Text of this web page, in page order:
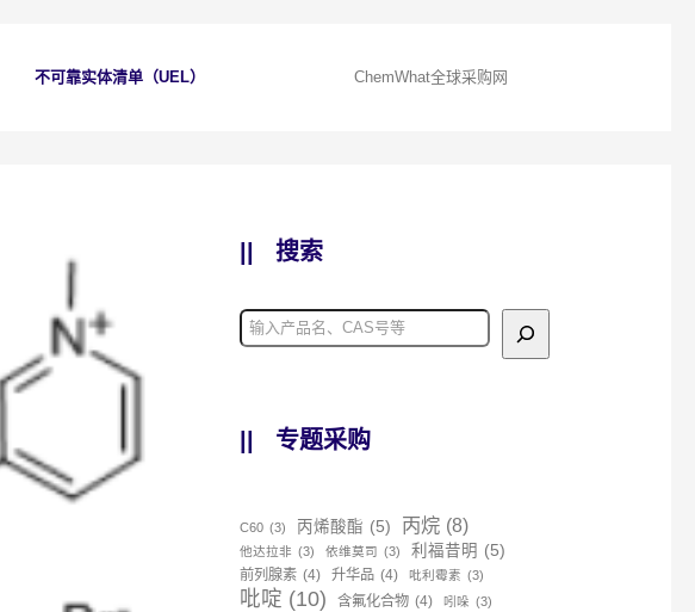
ChemWhat全球采购网
不可靠实体清单（UEL）
搜索
专题采购
C60 (3) 丙烯酸酯 (5) 丙烷 (8)
他达拉非 (3) 依维莫司 (3) 利福昔明 (5)
前列腺素 (4) 升华品 (4) 吡利霉素 (3)
吡啶 (10) 含氟化合物 (4) 吲哚 (3)